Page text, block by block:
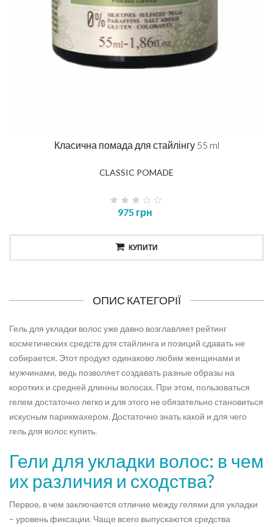
Класична помада для стайлінгу 55 ml
CLASSIC POMADE
975 грн
КУПИТИ
ОПИС КАТЕГОРІЇ
Гель для укладки волос уже давно возглавляет рейтинг
косметических средств для стайлинга и позиций сдавать не
собирается. Этот продукт одинаково любим женщинами и
мужчинами, ведь позволяет создавать разные образы на
коротких и средней длинны волосах. При этом, пользоваться
гелем достаточно легко и для этого не обязательно становиться
искусным парикмахером. Достаточно знать какой и для чего
гель для волос купить.
Гели для укладки волос: в чем
их различия и сходства?
Первое, в чем заключается отличие между гелями для укладки
– уровень фиксации. Чаще всего выпускаются средства